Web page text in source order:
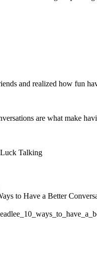
and realized how fun
are what make
Talking
to Have a Better